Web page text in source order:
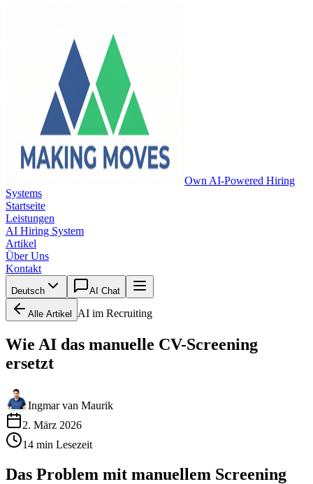
Own AI-Powered Hiring
Systems
Startseite
Leistungen
AI Hiring System
Artikel
Über Uns
Kontakt
Deutsch AI Chat
Alle Artikel AI im Recruiting
Wie AI das manuelle CV-Screening
ersetzt
Ingmar van Maurik
2. März 2026
14 min Lesezeit
Das Problem mit manuellem Screening